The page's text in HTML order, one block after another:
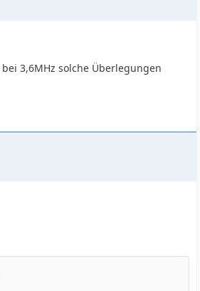
3,6MHz solche Überlegungen